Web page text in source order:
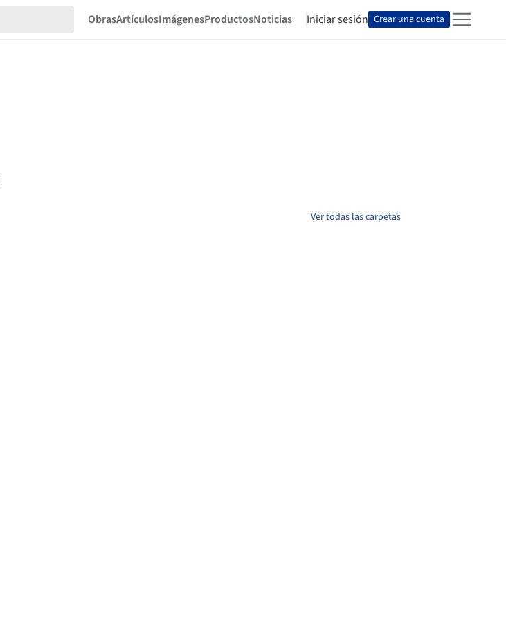
ObrasArtículosImágenesProductosNoticias Iniciar sesión Crear una cuenta
Ver todas las carpetas